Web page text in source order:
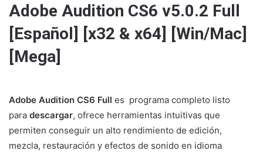
Adobe Audition CS6 v5.0.2 Full
[Español] [x32 & x64] [Win/Mac]
[Mega]
Adobe Audition CS6 Full es programa completo listo
para descargar, ofrece herramientas intuitivas que
permiten conseguir un alto rendimiento de edición,
mezcla, restauración y efectos de sonido en idioma